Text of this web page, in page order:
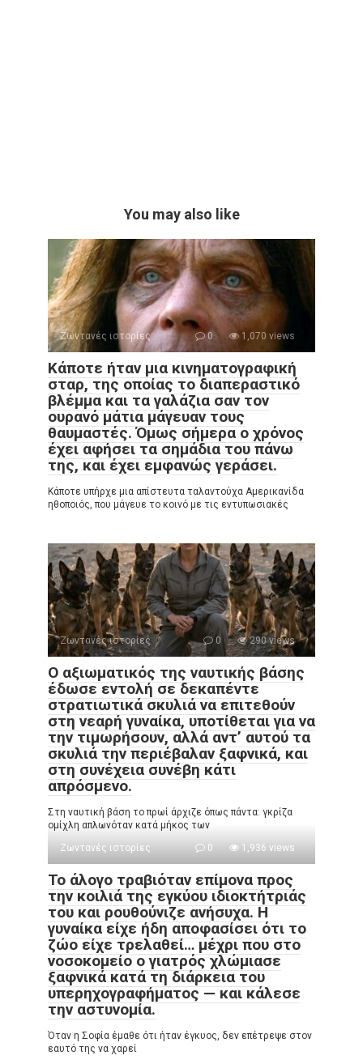
You may also like
Ζωντανές ιστορίες 0 1,070 views
Κάποτε ήταν μια κινηματογραφική
σταρ, της οποίας το διαπεραστικό
βλέμμα και τα γαλάζια σαν τον
ουρανό μάτια μάγευαν τους
θαυμαστές. Όμως σήμερα ο χρόνος
έχει αφήσει τα σημάδια του πάνω
της, και έχει εμφανώς γεράσει.
Κάποτε υπήρχε μια απίστευτα ταλαντούχα Αμερικανίδα
ηθοποιός, που μάγευε το κοινό με τις εντυπωσιακές
Ζωντανές ιστορίες 0 290 views
Ο αξιωματικός της ναυτικής βάσης
έδωσε εντολή σε δεκαπέντε
στρατιωτικά σκυλιά να επιτεθούν
στη νεαρή γυναίκα, υποτίθεται για να
την τιμωρήσουν, αλλά αντ’ αυτού τα
σκυλιά την περιέβαλαν ξαφνικά, και
στη συνέχεια συνέβη κάτι
απρόσμενο.
Στη ναυτική βάση το πρωί άρχιζε όπως πάντα: γκρίζα
ομίχλη απλωνόταν κατά μήκος των
Ζωντανές ιστορίες
0 1,936 views
Το άλογο τραβιόταν επίμονα προς
την κοιλιά της εγκύου ιδιοκτήτριάς
του και ρουθούνιζε ανήσυχα. Η
γυναίκα είχε ήδη αποφασίσει ότι το
ζώο είχε τρελαθεί… μέχρι που στο
νοσοκομείο ο γιατρός χλώμιασε
ξαφνικά κατά τη διάρκεια του
υπερηχογραφήματος — και κάλεσε
την αστυνομία.
Όταν η Σοφία έμαθε ότι ήταν έγκυος, δεν επέτρεψε στον
εαυτό της να χαρεί